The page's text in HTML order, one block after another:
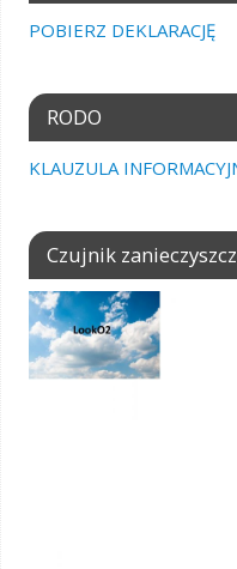
POBIERZ DEKLARACJĘ
RODO
KLAUZULA
Czujnik